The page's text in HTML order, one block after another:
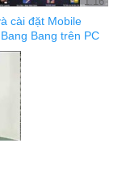
cài đặt Mobile
Bang trên PC